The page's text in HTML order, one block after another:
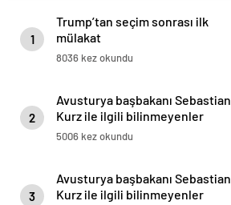
1
Trump’tan seçim sonrası ilk
mülakat
8036 kez okundu
2
Avusturya başbakanı Sebastian
Kurz ile ilgili bilinmeyenler
5006 kez okundu
3
Avusturya başbakanı Sebastian
Kurz ile ilgili bilinmeyenler